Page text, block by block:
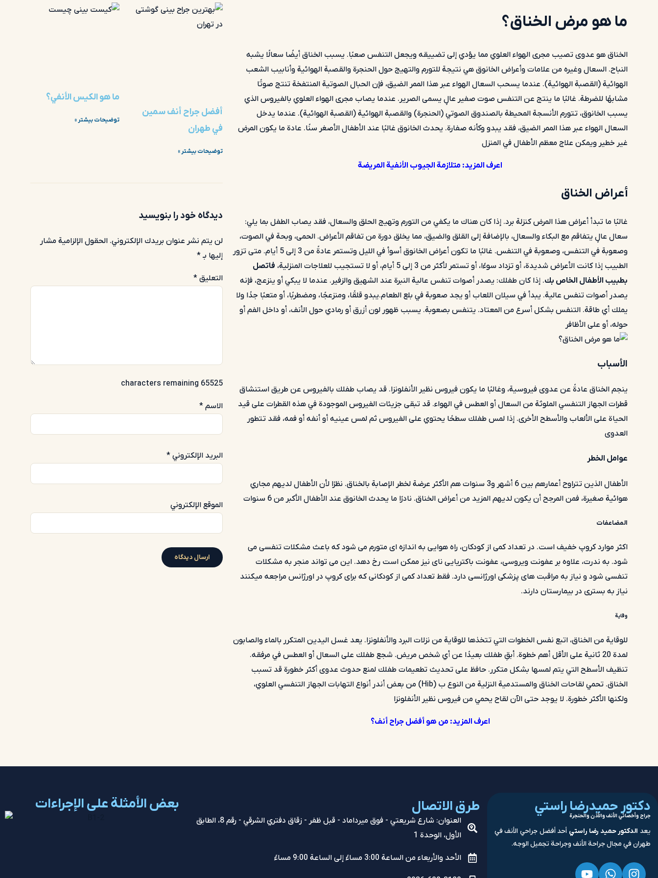
أفضل جراح أنف سمين
في طهران
توضیحات بیشتر »
ما هو الكيس الأنفي؟
توضیحات بیشتر »
دیدگاه خود را بنویسید
لن يتم نشر عنوان بريدك الإلكتروني. الحقول الإلزامية مشار
إليها بـ *
التعليق *
65525 characters remaining
الاسم *
البريد الإلكتروني *
الموقع الإلكتروني
ما هو مرض الخناق؟
الخناق هو عدوى تصيب مجرى الهواء العلوي مما يؤدي إلى تضييقه ويجعل التنفس صعبًا. يسبب الخناق أيضًا سعالًا يشبه
النباح. السعال وغيره من علامات وأعراض الخانوق هي نتيجة للتورم والتهيج حول الحنجرة والقصبة الهوائية وأنابيب الشعب
الهوائية (القصبة الهوائية). عندما يسحب السعال الهواء عبر هذا الممر الضيق، فإن الحبال الصوتية المنتفخة تنتج صوتًا
مشابهًا للضرطة. غالبًا ما ينتج عن التنفس صوت صفير عالٍ يسمى الصرير. عندما يصاب مجرى الهواء العلوي بالفيروس الذي
يسبب الخانوق، تتورم الأنسجة المحيطة بالصندوق الصوتي (الحنجرة) والقصبة الهوائية (القصبة الهوائية). عندما يدخل
السعال الهواء عبر هذا الممر الضيق، فقد يبدو وكأنه صفارة. يحدث الخانوق غالبًا عند الأطفال الأصغر سنًا. عادة ما يكون المرض
غير خطير ويمكن علاج معظم الأطفال في المنزل
اعرف المزيد: متلازمة الجيوب الأنفية المريضة
أعراض الخناق
غالبًا ما تبدأ أعراض هذا المرض كنزلة برد. إذا كان هناك ما يكفي من التورم وتهيج الحلق والسعال، فقد يصاب الطفل بما يلي:
سعال عالٍ يتفاقم مع البكاء والسعال، بالإضافة إلى القلق والضيق، مما يخلق دورة من تفاقم الأعراض. الحمى، وبحة في الصوت،
وصعوبة في التنفس، وصعوبة في التنفس. غالبًا ما تكون أعراض الخانوق أسوأ في الليل وتستمر عادةً من 3 إلى 5 أيام. متى تزور
الطبيب إذا كانت الأعراض شديدة، أو تزداد سوءًا، أو تستمر لأكثر من 3 إلى 5 أيام، أو لا تستجيب للعلاجات المنزلية،
فاتصل
بطبيب الأطفال الخاص بك. إذا كان طفلك: يصدر أصوات تنفس عالية النبرة عند الشهيق والزفير. عندما لا يبكي أو ينزعج، فإنه
يصدر أصوات تنفس عالية. يبدأ في سيلان اللعاب أو يجد صعوبة في بلع الطعام.يبدو قلقًا، ومنزعجًا، ومضطربًا، أو متعبًا جدًا ولا
يملك أي طاقة. التنفس بشكل أسرع من المعتاد. يتنفس بصعوبة. يسبب ظهور لون أزرق أو رمادي حول الأنف، أو داخل الفم أو
حوله، أو على الأظافر
الأسباب
ينجم الخناق عادةً عن عدوى فيروسية، وغالبًا ما يكون فيروس نظير الأنفلونزا. قد يصاب طفلك بالفيروس عن طريق استنشاق
قطرات الجهاز التنفسي الملوثة من السعال أو العطس في الهواء. قد تبقى جزيئات الفيروس الموجودة في هذه القطرات على قيد
الحياة على الألعاب والأسطح الأخرى. إذا لمس طفلك سطحًا يحتوي على الفيروس ثم لمس عينيه أو أنفه أو فمه، فقد تتطور
العدوى
عوامل الخطر
الأطفال الذين تتراوح أعمارهم بين 6 أشهر و3 سنوات هم الأكثر عرضة لخطر الإصابة بالخناق. نظرًا لأن الأطفال لديهم مجاري
هوائية صغيرة، فمن المرجح أن يكون لديهم المزيد من أعراض الخناق. نادرًا ما يحدث الخانوق عند الأطفال الأكبر من 6 سنوات
المضاعفات
اکثر موارد کروپ خفیف است. در تعداد کمی از کودکان، راه هوایی به اندازه ای متورم می شود که باعث مشکلات تنفسی می
شود. به ندرت، علاوه بر عفونت ویروسی، عفونت باکتریایی نای نیز ممکن است رخ دهد. این می تواند منجر به مشکلات
تنفسی شود و نیاز به مراقبت های پزشکی اورژانسی دارد. فقط تعداد کمی از کودکانی که برای کروپ در اورژانس مراجعه میکنند
نیاز به بستری در بیمارستان دارند.
وقاية
للوقاية من الخناق، اتبع نفس الخطوات التي تتخذها للوقاية من نزلات البرد والأنفلونزا. يعد غسل اليدين المتكرر بالماء والصابون
لمدة 20 ثانية على الأقل أهم خطوة. أبقِ طفلك بعيدًا عن أي شخص مريض. شجع طفلك على السعال أو العطس في مرفقه.
تنظيف الأسطح التي يتم لمسها بشكل متكرر. حافظ على تحديث تطعيمات طفلك لمنع حدوث عدوى أكثر خطورة قد تسبب
الخناق. تحمي لقاحات الخناقوالمستدمية
النزلية من النوع ب (Hib) من بعض أندر أنواع التهابات الجهاز التنفسي العلوي،
ولكنها الأكثر خطورة. لا يوجد حتى الآن لقاح يحمي من فيروس نظير الأنفلونزا
اعرف المزيد: من هو أفضل جراح أنف؟
دكتور حميدرضا راستي
جراح وأخصائي الأنف والأذن والحنجرة
يعد الدكتور حميد رضا راستي أحد أفضل جراحي الأنف في
طهران في مجال جراحة الأنف وجراحة تجميل الوجه.
طرق الاتصال
العنوان: شارع شريعتي - فوق ميرداماد - قبل ظفر - زقاق دفتري الشرقي - رقم 8، الطابق
الأول، الوحدة 1
الأحد والأربعاء من الساعة 3:00 مساءً إلى الساعة 9:00 مساءً
بعض الأمثلة على الإجراءات